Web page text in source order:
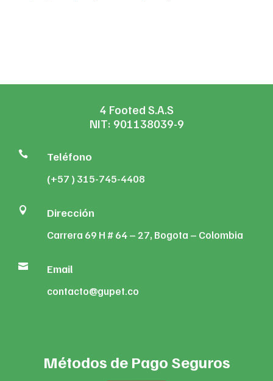
4 Footed S.A.S
NIT: 901138039-9
 Teléfono
(+57 ) 315-745-4408
 Dirección
Carrera 69 H # 64 – 27, Bogota – Colombia
 Email
contacto@gupet.co
Métodos de Pago Seguros